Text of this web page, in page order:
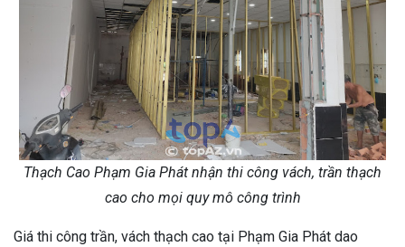
Thạch Cao Phạm Gia Phát nhận thi công vách, trần thạch
cao cho mọi quy mô công trình
Giá thi công trần, vách thạch cao tại Phạm Gia Phát dao